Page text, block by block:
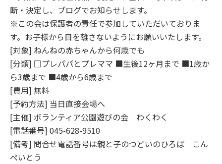
断・決定し、ブログでお知らせします。
※この会は保護者の責任で参加していただいておりま
す。お子様から目を離さないようにお願いいたします。
[対象] ねんねの赤ちゃんから何歳でも
[分類] □プレパパとプレママ ■生後12ヶ月まで ■1歳か
ら3歳まで ■4歳から6歳まで
[費用] 無料
[予約方法] 当日直接会場へ
[主催] ボランティア公園遊びの会 わくわく
[電話番号] 045-628-9510
[備考] 問合せ電話番号は親と子のつどいのひろば こん
ぺいとう